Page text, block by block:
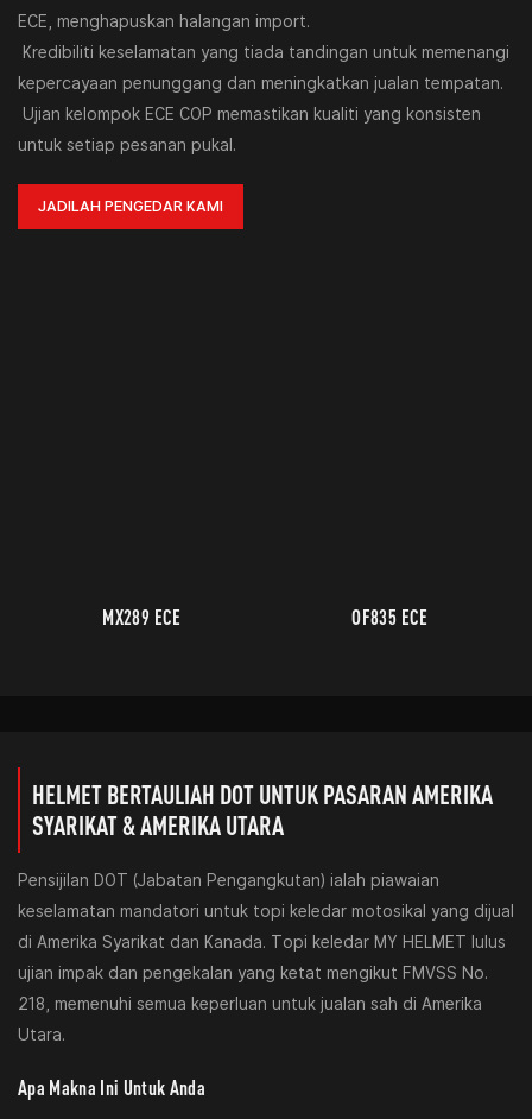
ECE, menghapuskan halangan import.
Kredibiliti keselamatan yang tiada tandingan untuk memenangi
kepercayaan penunggang dan meningkatkan jualan tempatan.
Ujian kelompok ECE COP memastikan kualiti yang konsisten
untuk setiap pesanan pukal.
JADILAH PENGEDAR KAMI
MX289 ECE OF835 ECE
HELMET BERTAULIAH DOT UNTUK PASARAN AMERIKA
SYARIKAT & AMERIKA UTARA
Pensijilan DOT (Jabatan Pengangkutan) ialah piawaian
keselamatan mandatori untuk topi keledar motosikal yang dijual
di Amerika Syarikat dan Kanada. Topi keledar MY HELMET lulus
ujian impak dan pengekalan yang ketat mengikut FMVSS No.
218, memenuhi semua keperluan untuk jualan sah di Amerika
Utara.
Apa Makna Ini Untuk Anda